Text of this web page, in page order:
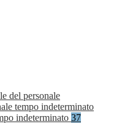
del personale
tempo indeterminato
indeterminato 37